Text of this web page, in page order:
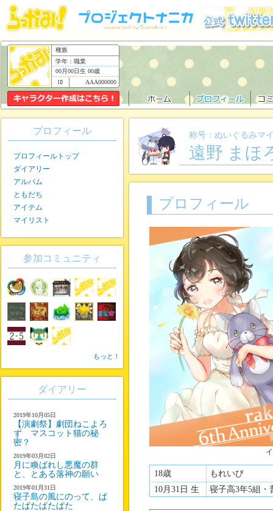
種族
学年：職業
00月00日生 00歳
AAA000000
称号：ぬいぐるみマ
遠野 まほ
プロフィール
18歳
もれいび
10月31日 生
寝子高3年5組・
プロフィール
プロフィールトップ
ダイアリー
アルバム
ともだち
アイテム
マイリスト
参加コミュニティ
もっと！
ダイアリー
2019年10月05日
【演劇祭】劇団ねこよろ
ず マスコット猫の秘
密？
2019年03月02日
月に喚ばれし悪魔の群
と、とある落神の願い
2019年01月31日
寝子島の風にのって、ぱ
たぱたぱたぱた